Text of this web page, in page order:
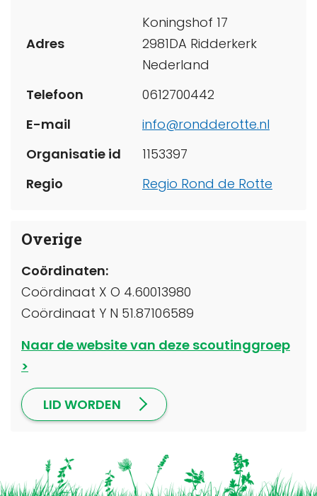
Adres
Koningshof 17
2981DA Ridderkerk
Nederland
Telefoon
0612700442
E-mail
info@rondderotte.nl
Organisatie id
1153397
Regio
Regio Rond de Rotte
Overige
Coördinaten:
Coördinaat X O 4.60013980
Coördinaat Y N 51.87106589
Naar de website van deze scoutinggroep
LID WORDEN